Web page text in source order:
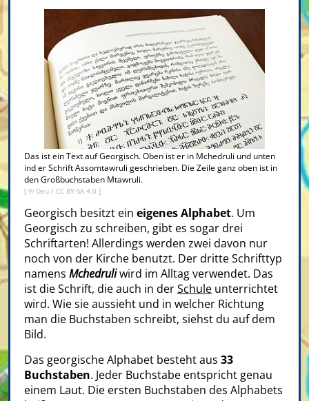
Das ist ein Text auf Georgisch. Oben ist er in Mchedruli und unten
ind er Schrift Assomtawruli geschrieben. Die Zeile ganz oben ist in
den Großbuchstaben Mtawruli.
[ © Deu / CC BY-SA 4.0 ]
Georgisch besitzt ein eigenes Alphabet. Um
Georgisch zu schreiben, gibt es sogar drei
Schriftarten! Allerdings werden zwei davon nur
noch von der Kirche benutzt. Der dritte Schrifttyp
namens Mchedruliwird im Alltag verwendet. Das
ist die Schrift, die auch in derSchule unterrichtet
wird. Wie sie aussieht und in welcher Richtung
man die Buchstaben schreibt, siehst du auf dem
Bild.
Das georgische Alphabet besteht aus 33
Buchstaben. Jeder Buchstabe entspricht genau
einem Laut. Die ersten Buchstaben des Alphabets